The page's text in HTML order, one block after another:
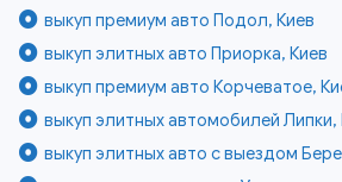
выкуп премиум авто Подол, Киев
выкуп элитных авто Приорка, Киев
выкуп премиум авто Корчеватое,
выкуп элитных автомобилей Липки,
выкуп элитных авто с выездом